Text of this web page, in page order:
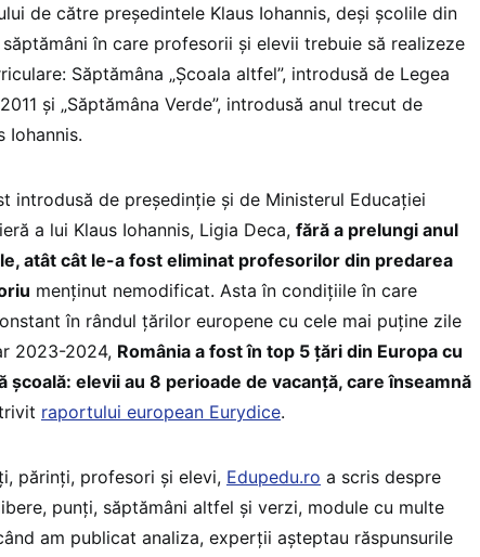
de către președintele Klaus Iohannis, deși școlile din
săptămâni în care profesorii și elevii trebuie să realizeze
Săptămâna „Școala altfel”, introdusă de Legea
și „Săptămâna Verde”, introdusă anul trecut de
Iohannis.
introdusă de președinție și de Ministerul Educației
a lui Klaus Iohannis, Ligia Deca, fără a prelungi anul
atât cât le-a fost eliminat profesorilor din predarea
menținut nemodificat. Asta în condițiile în care
în rândul țărilor europene cu cele mai puține zile
2023-2024, România a fost în top 5 țări din Europa cu
școală: elevii au 8 perioade de vacanță, care înseamnă
raportului european Eurydice.
părinți, profesori și elevi, Edupedu.ro a scris despre
punți, săptămâni altfel și verzi, module cu multe
am publicat analiza, experții așteptau răspunsurile